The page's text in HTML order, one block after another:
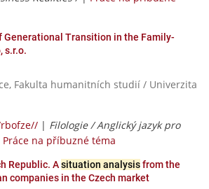
Generational Transition in the Family-
s.r.o.
Fakulta humanitních studií / Univerzita
| Filologie / Anglický jazyk pro
Práce na příbuzné téma
Republic. Asituation analysisfrom the
companies in the Czech market